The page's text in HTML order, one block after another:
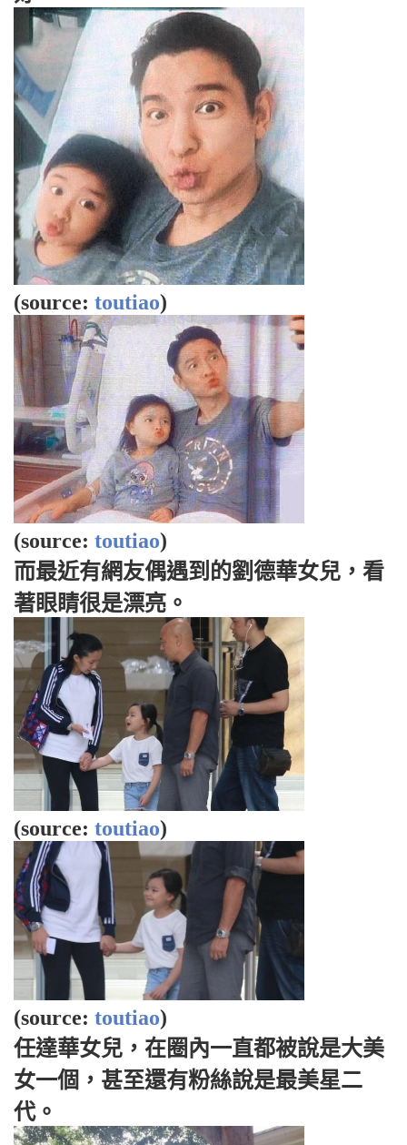
(source: toutiao)
(source: toutiao)
而最近有網友偶遇到的劉德華女兒，看
著眼睛很是漂亮。
(source: toutiao)
(source: toutiao)
任達華女兒，在圈內一直都被說是大美
女一個，甚至還有粉絲說是最美星二
代。